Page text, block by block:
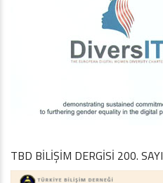
TBD BILIŞIM DERGISI 200. SAYI